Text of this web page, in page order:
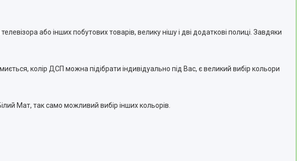
або інших побутових товарів, велику нішу і дві додаткові полиці. Завдяки
колір ДСП можна підібрати індивідуально під Вас, є великий вибір кольори
Мат, так само можливий вибір інших кольорів.